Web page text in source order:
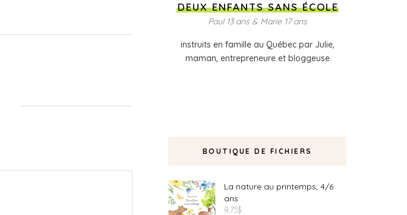
DEUX ENFANTS SANS ÉCOLE
Paul 13 ans & Marie 17 ans
instruits en famille au Québec par Julie,
maman, entrepreneure et bloggeuse
BOUTIQUE DE FICHIERS
La nature au printemps, 4/6
ans
8.75$